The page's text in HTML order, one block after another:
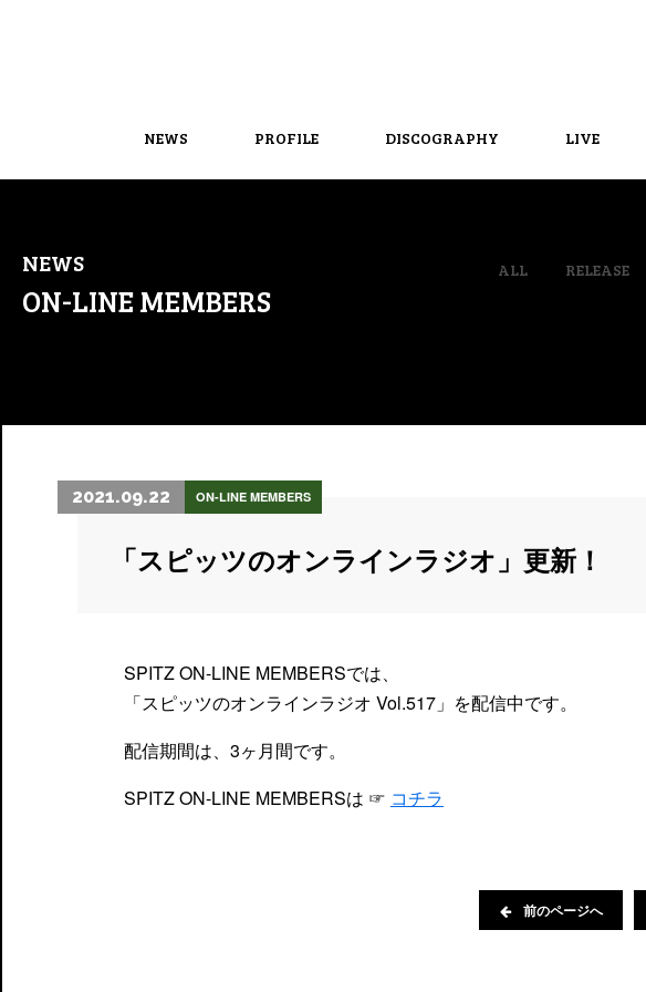
NEWS PROFILE DISCOGRAPHY LIVE
NEWS
ON-LINE MEMBERS
ALL RELEASE
2021.09.22 ON-LINE MEMBERS
「スピッツのオンラインラジオ」更新！
SPITZ ON-LINE MEMBERSでは、
「スピッツのオンラインラジオ Vol.517」を配信中です。
配信期間は、3ヶ月間です。
SPITZ ON-LINE MEMBERSは ☞ コチラ
前のページへ